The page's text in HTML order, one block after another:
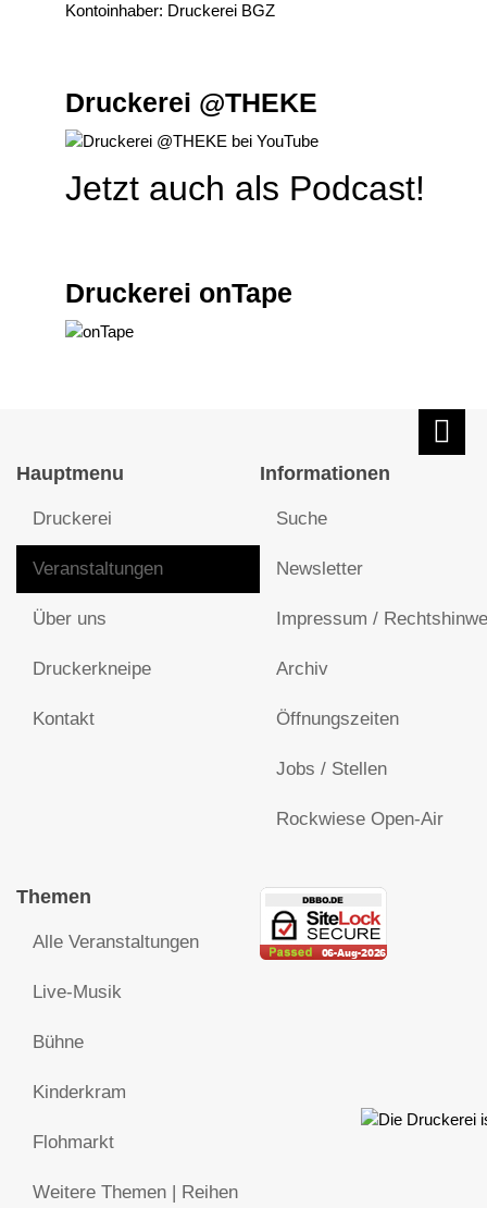
Kontoinhaber: Druckerei BGZ
Druckerei @THEKE
Jetzt auch als Podcast!
Druckerei onTape
Hauptmenu
Druckerei
Veranstaltungen
Über uns
Druckerkneipe
Kontakt
Informationen
Suche
Newsletter
Impressum /
Archiv
Öffnungszeiten
Jobs / Stellen
Rockwiese Open-Air
Themen
Alle Veranstaltungen
Live-Musik
Bühne
Kinderkram
Flohmarkt
Weitere Themen | Reihen